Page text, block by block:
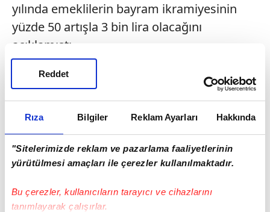
Rıza Bilgiler Reklam Ayarları Hakkında
"Sitelerimizde reklam ve pazarlama faaliyetlerinin
yürütülmesi amaçları ile çerezler kullanılmaktadır.
Bu çerezler, kullanıcıların tarayıcı ve cihazlarını
tanımlayarak çalışırlar.
Reddet
yılında emeklilerin bayram ikramiyesinin
yüzde 50 artışla 3 bin lira olacağını
açıklamıştı.
Buna göre, emeklilere Ramazan ve Kurban
Bayramı'nda olmak üzere toplamda 6 bin TL